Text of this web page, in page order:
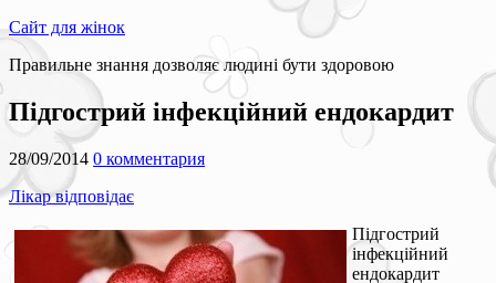
Сайт для жінок
Правильне знання дозволяє людині бути здоровою
Підгострий інфекційний ендокардит
28/09/2014 0 комментария
Лікар відповідає
Підгострий
інфекційний
ендокардит